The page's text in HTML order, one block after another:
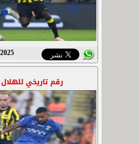
25/10/
رقم تاريخي